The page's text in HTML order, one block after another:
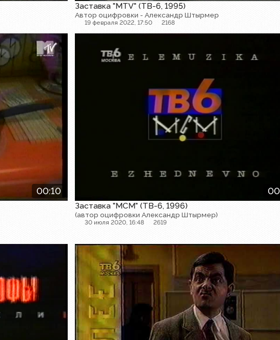
Заставка "MTV" (ТВ-6, 1995)
Автор оцифровки - Александр Штырмер
19 февраля 2022, 17:50 2168
00:10
Заставка "MCM" (ТВ-6, 1996)
(автор оцифровки Александр Штырмер)
30 июля 2020, 16:48 2619